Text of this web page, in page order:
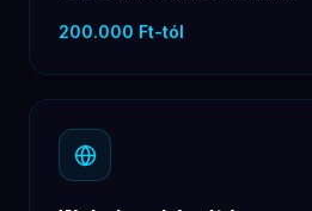
200.000 Ft-tól